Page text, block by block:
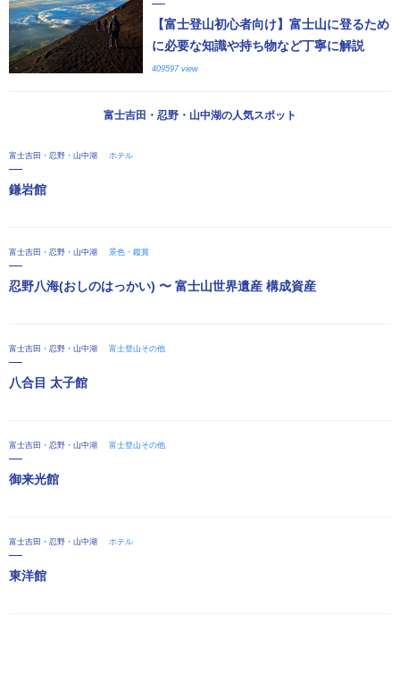
【富士登山初心者向け】富士山に登るため
に必要な知識や持ち物など丁寧に解説
409597 view
富士吉田・忍野・山中湖の人気スポット
富士吉田・忍野・山中湖 ホテル
鎌岩館
富士吉田・忍野・山中湖 景色・鑑賞
忍野八海(おしのはっかい) 〜 富士山世界遺産 構成資産
富士吉田・忍野・山中湖 富士登山その他
八合目 太子館
富士吉田・忍野・山中湖 富士登山その他
御来光館
富士吉田・忍野・山中湖 ホテル
東洋館